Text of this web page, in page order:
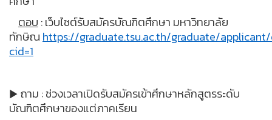
ตอบ : เว็บไซต์รับสมัครบัณฑิตศึกษา มหาวิทยาลัย
ทักษิณ https://graduate.tsu.ac.th/graduate/applicant/
cid=1
▶ ถาม : ช่วงเวลาเปิดรับสมัครเข้าศึกษาหลักสูตรระดับ
บัณฑิตศึกษาของแต่ภาคเรียน